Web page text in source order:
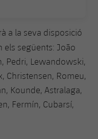
a la seva disposició
els següents: João
Pedri, Lewandowski,
Christensen, Romeu,
Kounde, Astralaga,
Fermín, Cubarsí,